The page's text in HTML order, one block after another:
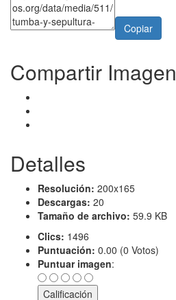
Copiar
Compartir Imagen
Detalles
Resolución: 200x165
Descargas: 20
Tamaño de archivo: 59.9 KB
Clics: 1496
Puntuación: 0.00 (0 Votos)
Puntuar imagen: